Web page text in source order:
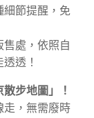
節提醒，免
處，依照自
透！
步地圖」！
，無需廢時